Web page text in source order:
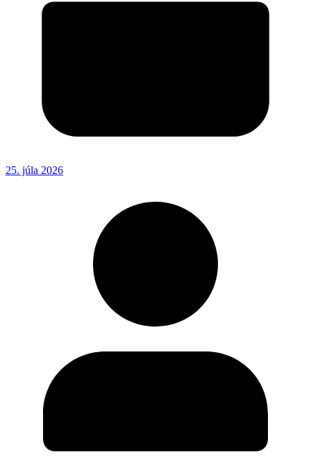
25. júla 2026